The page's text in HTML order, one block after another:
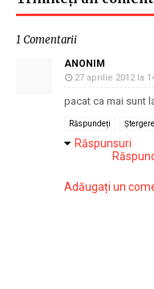
1 Comentarii
ANONIM
27 aprilie 2012 la
pacat ca mai sunt
Răspundeți Ștergere
Răspunsuri
Adăugați un